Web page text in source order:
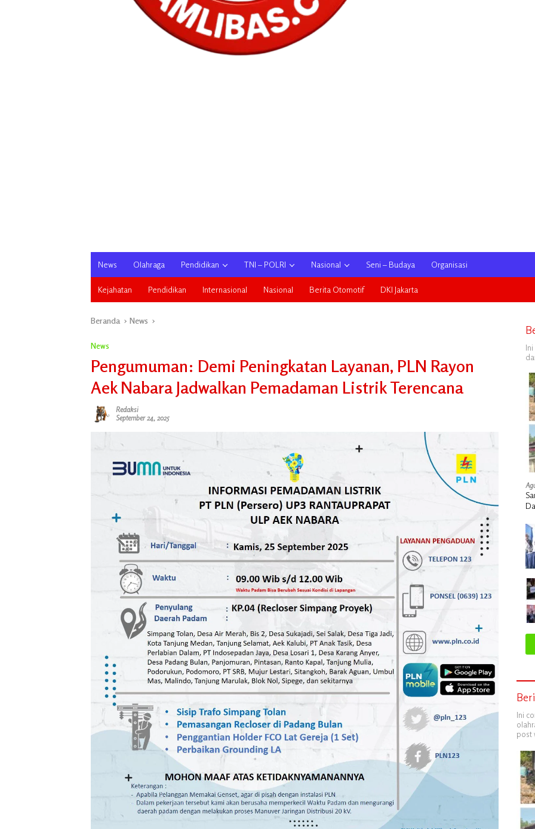
News Olahraga Pendidikan TNI – POLRI Nasional Seni – Budaya Organisasi
Kejahatan Pendidikan Internasional Nasional Berita Otomotif DKI Jakarta
Beranda News
News
Pengumuman: Demi Peningkatan Layanan, PLN Rayon
Aek Nabara Jadwalkan Pemadaman Listrik Terencana
Redaksi
September 24, 2025
Ini
post